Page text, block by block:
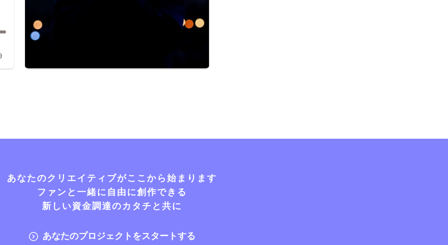
あなたのクリエイティブがここから始まります
ファンと一緒に自由に創作できる
新しい資金調達のカタチと共に
あなたのプロジェクトをスタートする